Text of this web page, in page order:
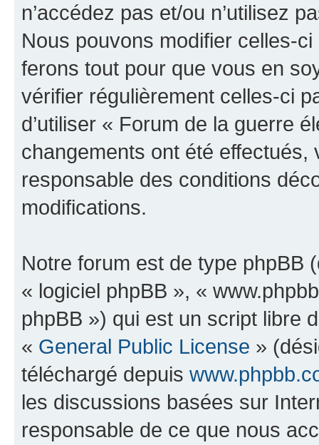
n’accédez pas et/ou n’utilisez
Nous pouvons modifier celles-
ferons tout pour que vous en
vérifier régulièrement celles-ci
d’utiliser « Forum de la guerre
changements ont été effectués,
responsable des conditions
modifications.
Notre forum est de type phpBB
« logiciel phpBB », «
phpBB ») qui est un script libre
« General Public License »
téléchargé depuis
les discussions basées sur
responsable de ce que nous